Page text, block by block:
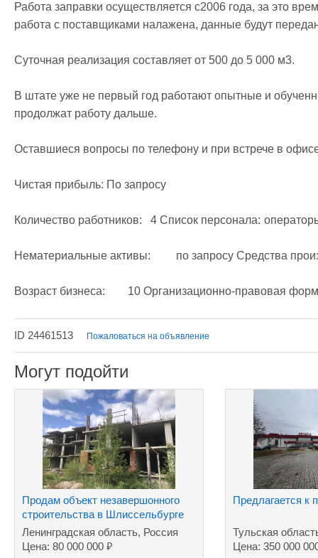
Работа заправки осуществляется с2006 года, за это
работа с поставщиками налажена, данные будут
Суточная реализация составляет от 500 до 5 000 м3.
В штате уже не первый год работают опытные и
продолжат работу дальше.
Оставшиеся вопросы по телефону и при встрече в
Чистая прибыль: По запросу
Количество работников:	4 Список персонала:	операторы
Нематериальные активы:	 по запросу Средства производства:	 по запросу
ID 24461513 Пожаловаться на объявление
Могут подойти
Продам объект незавершонного
строительства в Шлиссельбурге
Леноблость
Ленинградская область, Россия
Цена: 80 000 000 ₽
Предлагается к
Тульская
Цена: 350 000